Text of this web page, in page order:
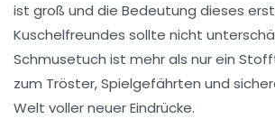
ist groß und die Bedeutung dieses
Kuschelfreundes sollte nicht
Schmusetuch ist mehr als nur ein
zum Tröster, Spielgefährten und
Welt voller neuer Eindrücke.